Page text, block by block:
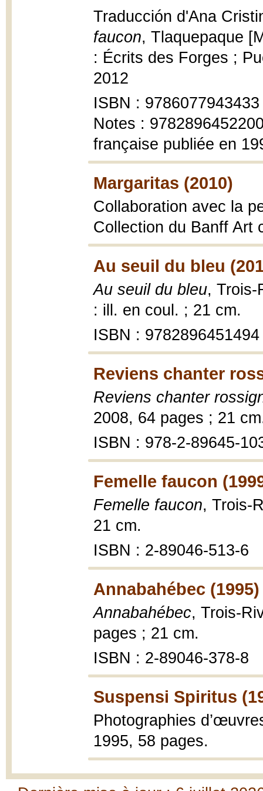
Traducción d'Ana
faucon, Tlaquepaque
: Écrits des Forges ;
2012
ISBN : 9786077943433
Notes :
française publiée en
Margaritas (2010)
Collaboration avec la
Collection du Banff Art
Au seuil du bleu
Au seuil du bleu, Trois-
: ill. en coul. ; 21 cm.
ISBN : 9782896451494
Reviens chanter
Reviens chanter
2008, 64 pages ; 21
ISBN : 978-2-89645-
Femelle faucon
Femelle faucon, Trois-
21 cm.
ISBN : 2-89046-513-6
Annabahébec (1995)
Annabahébec, Trois-
pages ; 21 cm.
ISBN : 2-89046-378-8
Suspensi Spiritus
Photographies
1995, 58 pages.